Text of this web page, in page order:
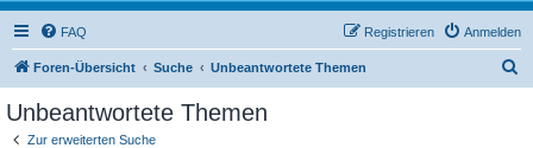
FAQ Anmelden
Registrieren
Foren-Übersicht Suche Unbeantwortete Themen
Unbeantwortete Themen
Zur erweiterten Suche